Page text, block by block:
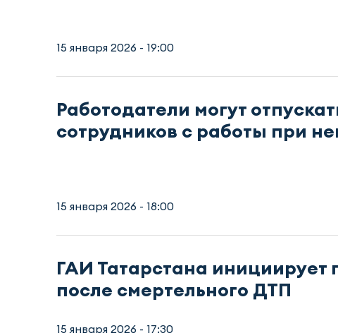
15 января 2026 - 19:00
Работодатели могут
сотрудников с работы при
15 января 2026 - 18:00
ГАИ Татарстана
после смертельного ДТП
15 января 2026 - 17:30